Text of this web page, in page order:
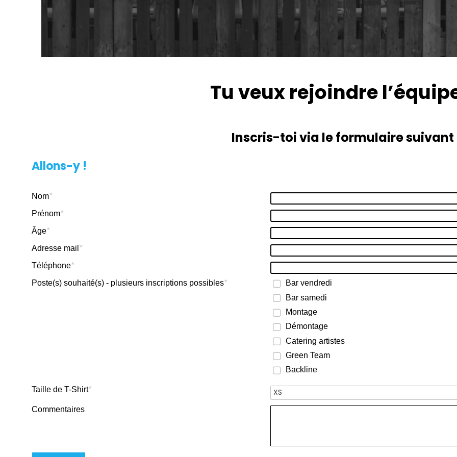
Tu veux rejoindre
Inscris-toi via le formulaire suivant
Allons-y !
Nom*
Prénom*
Âge*
Adresse mail *
Téléphone*
Poste(s) souhaité(s) - plusieurs inscriptions possibles*
Bar vendredi
Bar samedi
Montage
Démontage
Catering artistes
Green Team
Backline
Taille de T-Shirt*
Commentaires